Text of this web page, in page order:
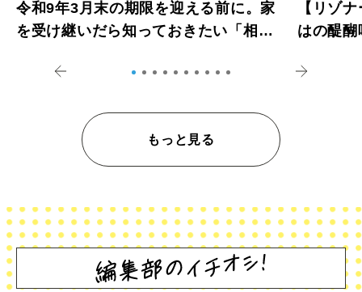
令和9年3月末の期限を迎える前に。家
を受け継いだら知っておきたい「相続
【リゾ
はの醍
もっと見る